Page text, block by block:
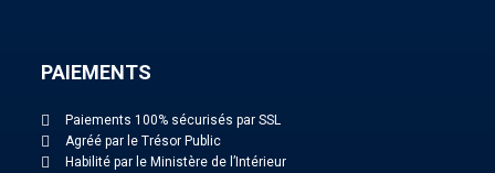
PAIEMENTS
Paiements 100% sécurisés par SSL
Agréé par le Trésor Public
Habilité par le Ministère de l’Intérieur